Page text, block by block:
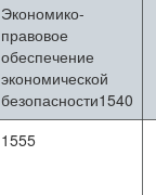
Экономико-
правовое
обеспечение
экономической
безопасности1540
1555